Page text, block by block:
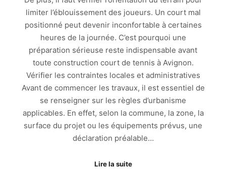
limiter l’éblouissement des joueurs. Un court mal
positionné peut devenir inconfortable à certaines
heures de la journée. C’est pourquoi une
préparation sérieuse reste indispensable avant
toute construction court de tennis à Avignon.
Vérifier les contraintes locales et administratives
Avant de commencer les travaux, il est essentiel de
se renseigner sur les règles d’urbanisme
applicables. En effet, selon la commune, la zone, la
surface du projet ou les équipements prévus, une
déclaration préalable…
Lire la suite